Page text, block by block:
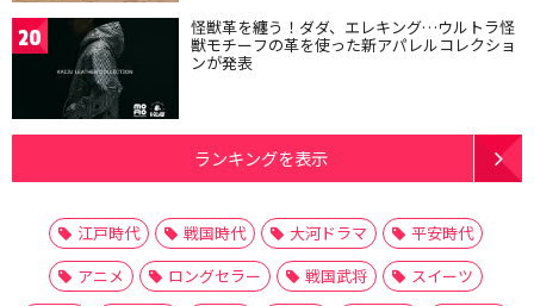
20 怪獣革を纏う！ダダ、エレキング…ウルトラ怪
獣モチーフの革を使った新アパレルコレクショ
ンが発表
ランキングを表示
江戸時代 戦国時代 大河ドラマ
平安時代
アニメ
ロングセラー 戦国武将
スイーツ